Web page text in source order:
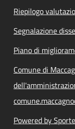
Riepilogo
Segnalazione
Piano di
Comune di
Powered by